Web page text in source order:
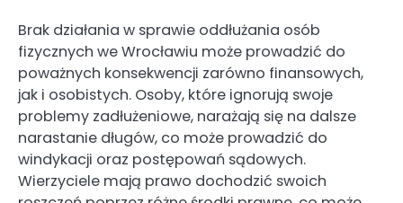
Brak działania w sprawie oddłużania osób
fizycznych we Wrocławiu może prowadzić do
poważnych konsekwencji zarówno finansowych,
jak i osobistych. Osoby, które ignorują swoje
problemy zadłużeniowe, narażają się na dalsze
narastanie długów, co może prowadzić do
windykacji oraz postępowań sądowych.
Wierzyciele mają prawo dochodzić swoich